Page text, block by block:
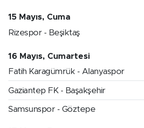
15 Mayıs, Cuma
Rizespor - Beşiktaş
16 Mayıs, Cumartesi
Fatih Karagümrük - Alanyaspor
Gaziantep FK - Başakşehir
Samsunspor - Göztepe